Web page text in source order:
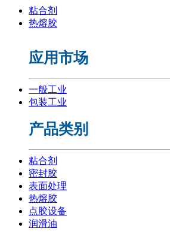
粘合剂
热熔胶
应用市场
一般工业
包装工业
产品类别
粘合剂
密封胶
表面处理
热熔胶
点胶设备
润滑油